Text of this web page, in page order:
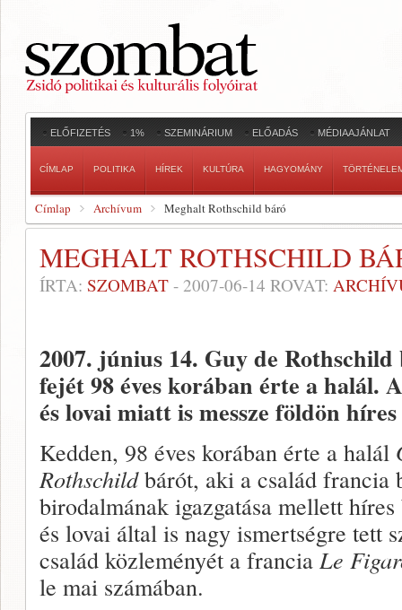
ELŐFIZETÉS 1% SZEMINÁRIUM ELŐADÁS MÉDIAAJÁNLAT
CÍMLAP POLITIKA HÍREK KULTÚRA HAGYOMÁNY
Címlap Archívum Meghalt Rothschild báró
MEGHALT ROTHSCHILD
ÍRTA: SZOMBAT - 2007-06-14 ROVAT:
2007. június 14. Guy de
fejét 98 éves korában érte a halál.
és lovai miatt is messze földön
Kedden, 98 éves korában érte a halál
Rothschildbárót, aki a család francia
birodalmának igazgatása mellett
és lovai által is nagy ismertségre tett
család közleményét a francia Le
le mai számában.